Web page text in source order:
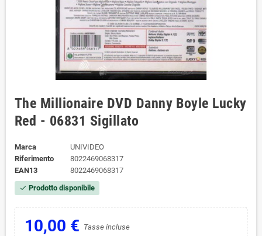
The Millionaire DVD Danny Boyle Lucky
Red - 06831 Sigillato
Marca
UNIVIDEO
Riferimento
8022469068317
EAN13
8022469068317
check Prodotto disponibile
10,00 € Tasse incluse